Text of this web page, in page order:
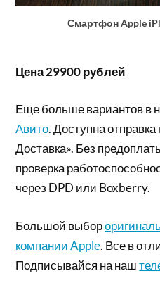
Смартфон Apple
Цена 29900 рублей
Еще больше вариантов в
Авито. Доступна
Доставка». Без
проверка
через DPD или Boxberry.
Большой выбор
компании Apple. Все в
Подписывайся на наш